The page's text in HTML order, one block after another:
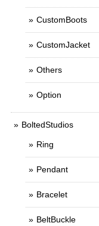
CustomBoots
CustomJacket
Others
Option
BoltedStudios
Ring
Pendant
Bracelet
BeltBuckle